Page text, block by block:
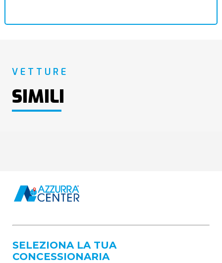
VETTURE
SIMILI
SELEZIONA LA TUA
CONCESSIONARIA